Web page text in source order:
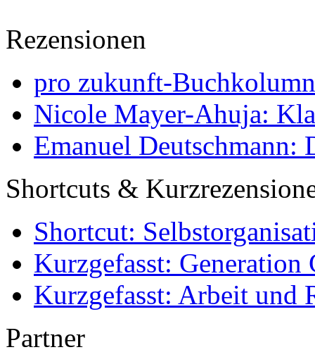
Rezensionen
pro zukunft-
Nicole Mayer-Ahuja:
Emanuel Deutschmann:
Shortcuts &
Shortcut:
Kurzgefasst: Generation
Kurzgefasst: Arbeit und
Partner